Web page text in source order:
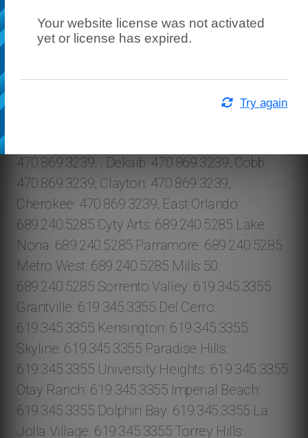
Your website license was not activated
yet or license has expired.
Try again